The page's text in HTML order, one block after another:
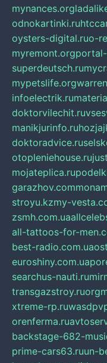
mynances.org
odnokartinki.ru
oysters-digital.ruo-
myremont.org
superdeutsch.ru
mypetslife.org
infoelectrik.ru
doktorvilechit.ru
manikjurinfo.ru
doktoradvice.ru
otopleniehouse.ru
mojateplica.ru
garazhov.com
stroyu.kzmy-
zsmh.com.ua
all-tattoos-for-
best-radio.com.ua
euroshiny.com.ua
searchus-nauti.ru
transgazstroy.ru
xtreme-rp.ru
orenferma.ru
backstage-682-
prime-cars63.ruun-